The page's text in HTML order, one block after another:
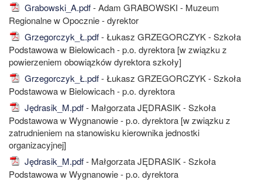
Grabowski_A.pdf- Adam GRABOWSKI - Muzeum
Regionalne w Opocznie - dyrektor
Grzegorczyk_Ł.pdf- Łukasz GRZEGORCZYK - Szkoła
Podstawowa w Bielowicach - p.o. dyrektora [w związku z
powierzeniem obowiązków dyrektora szkoły]
Grzegorczyk_Ł.pdf- Łukasz GRZEGORCZYK - Szkoła
Podstawowa w Bielowicach - p.o. dyrektora
Jędrasik_M.pdf- Małgorzata JĘDRASIK - Szkoła
Podstawowa w Wygnanowie - p.o. dyrektora [w związku z
zatrudnieniem na stanowisku kierownika jednostki
organizacyjnej]
Jędrasik_M.pdf- Małgorzata JĘDRASIK - Szkoła
Podstawowa w Wygnanowie - p.o. dyrektora